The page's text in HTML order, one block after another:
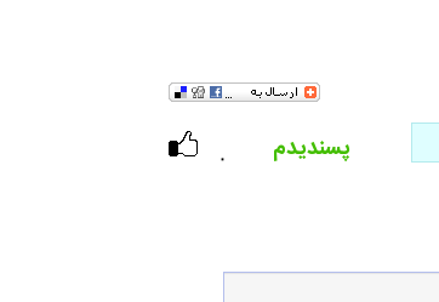
۰ پسندیدم